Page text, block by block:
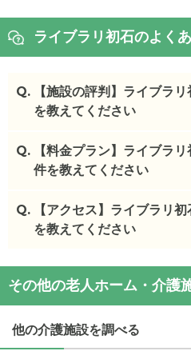
ライブラリ初石のよく
Q.
【施設の評判】ライブラ
を教えてください
ライブラリ初石を見学した
す。
ライブラリ初石の 口コミ
・家族的雰囲気で、最寄り
距離。 周りの環...
れいですし、職員...
Q.
【料金プラン】ライブラ
件を教えてください
ライブラリ初石の入居金・
す。
・月額費用が10.9万円
・要介護度：自立、要支援1
Q.
【アクセス】ライブラリ
を教えてください
ライブラリ初石の交通アク
・住所：千葉県流山市西初
・最寄り駅：初石駅0.8km
ライブラリ初石 の交通アク
その他の老人ホーム・介護
他の介護施設を調べる